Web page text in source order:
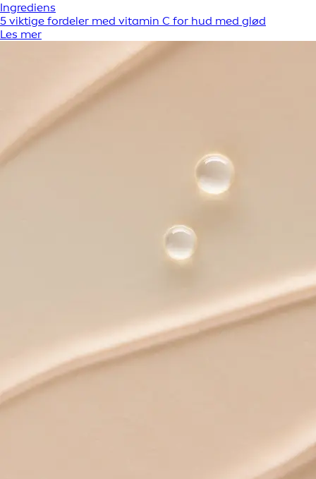
Ingrediens
5 viktige fordeler med vitamin C for hud med glød
Les mer